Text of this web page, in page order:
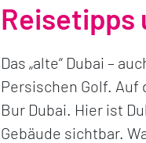
Reisetipps
Das „alte“ Dubai –
Persischen Golf.
Bur Dubai. Hier ist
Gebäude sichtbar.